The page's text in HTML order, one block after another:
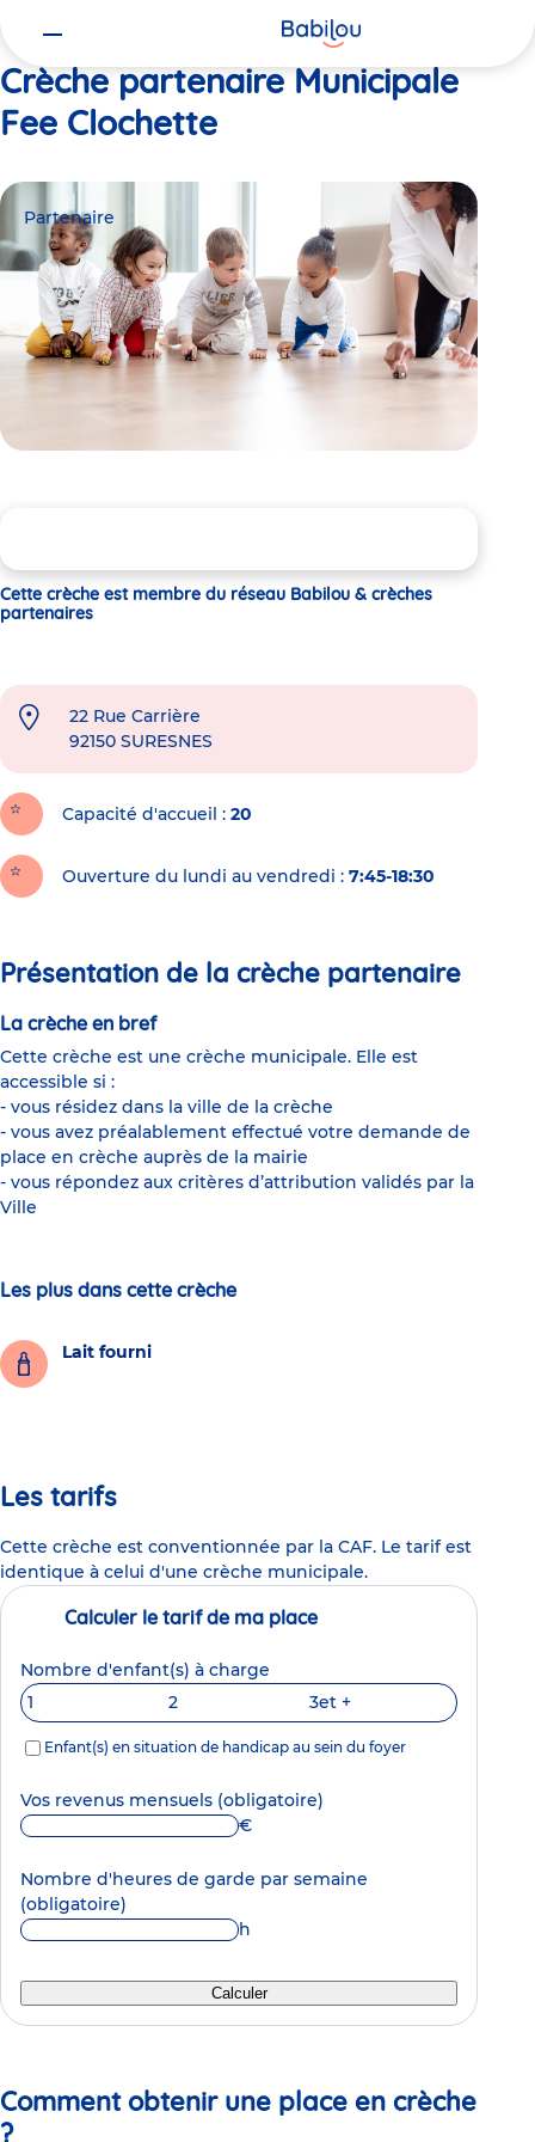
Crèche partenaire Municipale
Fee Clochette
Partenaire
Cette crèche est membre du réseau Babilou & crèches
partenaires
22 Rue Carrière
92150 SURESNES
Capacité d'accueil 20
Ouverture du lundi au vendredi : 7:45-18:30
Présentation de la crèche partenaire
La crèche en bref
Cette crèche est une crèche municipale. Elle est
accessible si :
- vous résidez dans la ville de la crèche
- vous avez préalablement effectué votre demande de
place en crèche auprès de la mairie
- vous répondez aux critères d’attribution validés par la
Ville
Les plus dans cette crèche
Lait fourni
Les tarifs
Cette crèche est conventionnée par la CAF. Le tarif est
identique à celui d'une crèche municipale.
Calculer le tarif de ma place
Nombre d'enfant(s) à charge
1
2 3et +
Enfant(s) en situation de handicap au sein du foyer
Vos revenus mensuels (obligatoire)
€
Nombre d'heures de garde par semaine
(obligatoire)
h
Calculer
Comment obtenir une place en crèche
?